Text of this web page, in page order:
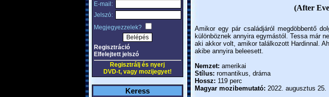
E-mail:
Jelszó:
Megjegyezzelek?
Regisztráció
Elfelejtett jelszó
Regisztrálj és nyerj
DVD-t, vagy mozijegyet!
Keress
(After
Amikor egy pár családjáról megdöbbentő
különböznek annyira egymástól. Tessa már
aki akkor volt, amikor találkozott Hardinnal.
akibe annyira beleesett.
Nemzet: amerikai
Stílus: romantikus, dráma
Hossz: 119 perc
Magyar mozibemutató: 2022. augusztus 25.